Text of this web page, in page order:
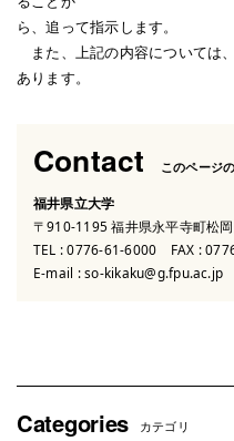
ら、追って指示します。
また、上記の内容については
あります。
Contact このページ
福井県立大学
〒910-1195 福井県永平寺町松
TEL :0776-61-6000 FAX :
E-mail :so-kikaku@g.fpu.ac.jp
Categories カテゴリ